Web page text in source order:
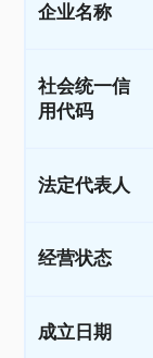
企业名称
社会统一信
用代码
法定代表人
经营状态
成立日期